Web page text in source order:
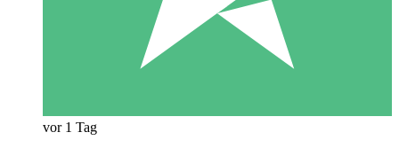
vor 1 Tag